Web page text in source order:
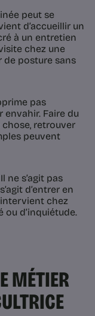
peut se
d’accueillir un
à un entretien
chez une
de posture sans
pas
envahir. Faire du
chose, retrouver
peuvent
ne s’agit pas
d’entrer en
chez
ou d’inquiétude.
MÉTIER